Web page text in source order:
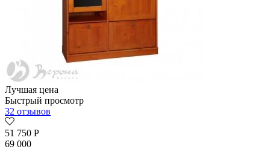
Лучшая цена
Быстрый просмотр
32 отзывов
51 750 Р
69 000